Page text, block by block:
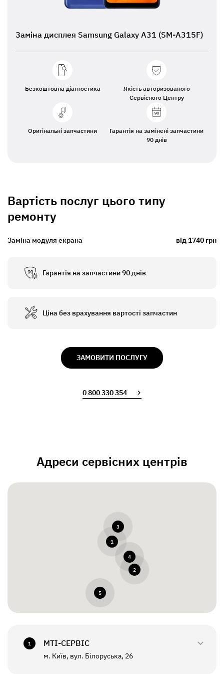
Заміна дисплея Samsung Galaxy A31 (SM-A315F)
Безкоштовна діагностика
Якість авторизованого
Сервісного Центру
Оригінальні запчастини
Гарантія на замінені запчастини
90 днів
Вартість послуг цього типу
ремонту
Заміна модуля екрана від 1740 грн
Гарантія на запчастини 90 днів
Ціна без врахування вартості запчастин
ЗАМОВИТИ ПОСЛУГУ
0 800 330 354
Адреси сервісних центрів
1
2
3
4
5
1 МТI-СЕРВІС
м. Київ, вул. Білоруська, 26